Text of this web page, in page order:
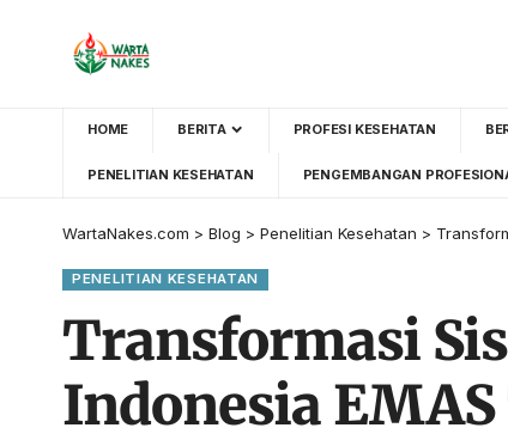
HOME BERITA PROFESI KESEHATAN
PENELITIAN KESEHATAN PENGEMBANGAN
WartaNakes.com > Blog > Penelitian Kesehatan >
PENELITIAN KESEHATAN
Transformasi
Indonesia